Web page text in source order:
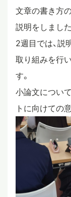
在校生・保護
文章の書き方
説明をしました
2週目では、説
取り組みを行
す。
小論文につい
トに向けての